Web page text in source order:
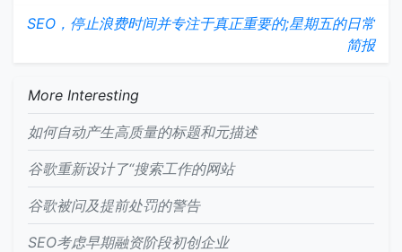
SEO，停止浪费时间并专注于真正重要的;星期五的日常
简报
More Interesting
如何自动产生高质量的标题和元描述
谷歌重新设计了“搜索工作的网站
谷歌被问及提前处罚的​​警告
SEO考虑早期融资阶段初创企业